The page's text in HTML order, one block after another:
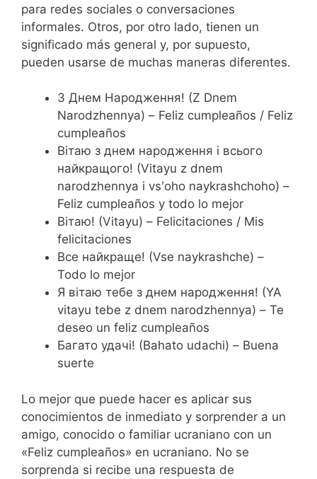
para redes sociales o conversaciones
informales. Otros, por otro lado, tienen un
significado más general y, por supuesto,
pueden usarse de muchas maneras diferentes.
З Днем Народження! (Z Dnem
Narodzhennya) – Feliz cumpleaños / Feliz
cumpleaños
Вітаю з днем ​​​​народження і всього
найкращого! (Vitayu z dnem ​​
narodzhennya i vsʹoho naykrashchoho) –
Feliz cumpleaños y todo lo mejor
Вітаю! (Vitayu) – Felicitaciones / Mis
felicitaciones
Все найкраще! (Vse naykrashche) –
Todo lo mejor
Я вітаю тебе з днем ​​​​народження! (YA
vitayu tebe z dnem ​​narodzhennya) – Te
deseo un feliz cumpleaños
Багато удачі! (Bahato udachi) – Buena
suerte
Lo mejor que puede hacer es aplicar sus
conocimientos de inmediato y sorprender a un
amigo, conocido o familiar ucraniano con un
«Feliz cumpleaños» en ucraniano. No se
sorprenda si recibe una respuesta de